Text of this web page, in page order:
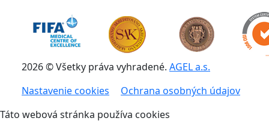
2026 © Všetky práva vyhradené. AGEL a.s.
Nastavenie cookies
Ochrana osobných údajov
Táto webová stránka používa cookies